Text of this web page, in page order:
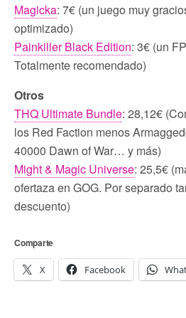
Magicka: 7€ (un juego muy
optimizado)
Painkiller Black Edition: 3€ (un
Totalmente recomendado)
Otros
THQ Ultimate Bundle: 28,12€
los Red Faction menos
40000 Dawn of War… y más)
Might & Magic Universe: 25,5€
ofertaza en GOG. Por separado
descuento)
Comparte
X Facebook